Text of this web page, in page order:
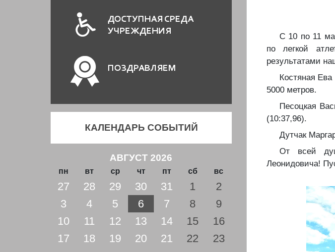
ДОСТУПНАЯ СРЕДА
УЧРЕЖДЕНИЯ
ПОЗДРАВЛЯЕМ
КАЛЕНДАРЬ СОБЫТИЙ
АВГУСТ 2026
пн вт ср чт пт сб вс
27 28 29 30 31 1
2
3
4 5 6 7 8
9
10
11 12 13 14 15
16
17
18 19 20 21 22
23
️С 10 по 11
по легкой
результатами
️️Костяная
5000 метров.
️Песоцкая
(10:37,96).
️Дутчак
️От всей
Леонидовича!